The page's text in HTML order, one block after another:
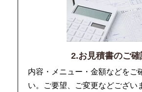
2.お見積書のご確
内容・メニュー・金額などをご
い。ご要望、ご変更などござい